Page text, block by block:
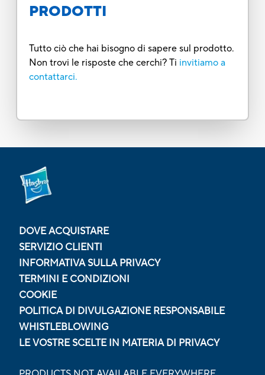
PRODOTTI
Tutto ciò che hai bisogno di sapere sul prodotto.
Non trovi le risposte che cerchi? Ti invitiamo a
contattarci.
DOVE ACQUISTARE
SERVIZIO CLIENTI
INFORMATIVA SULLA PRIVACY
TERMINI E CONDIZIONI
COOKIE
POLITICA DI DIVULGAZIONE RESPONSABILE
WHISTLEBLOWING
LE VOSTRE SCELTE IN MATERIA DI PRIVACY